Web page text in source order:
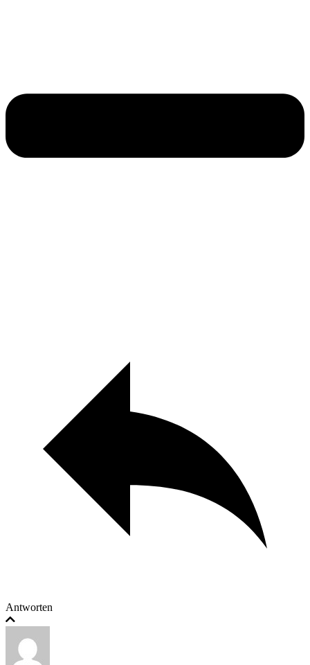
Antworten